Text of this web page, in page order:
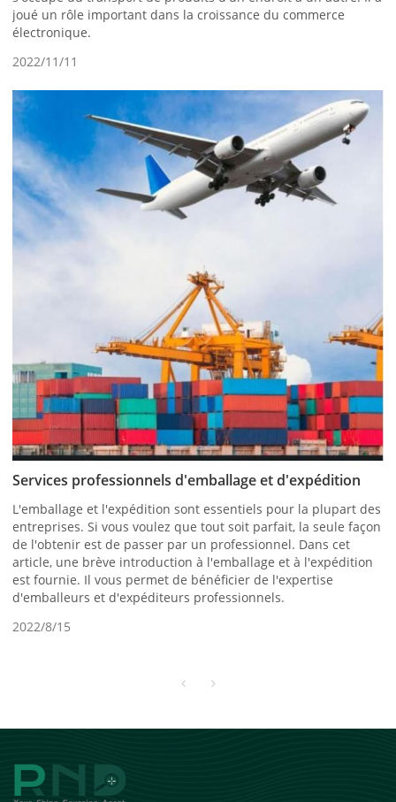
joué un rôle important dans la croissance du commerce
électronique.
2022/11/11
Services professionnels d'emballage et d'expédition
L'emballage et l'expédition sont essentiels pour la plupart des
entreprises. Si vous voulez que tout soit parfait, la seule façon
de l'obtenir est de passer par un professionnel. Dans cet
article, une brève introduction à l'emballage et à l'expédition
est fournie. Il vous permet de bénéficier de l'expertise
d'emballeurs et d'expéditeurs professionnels.
2022/8/15